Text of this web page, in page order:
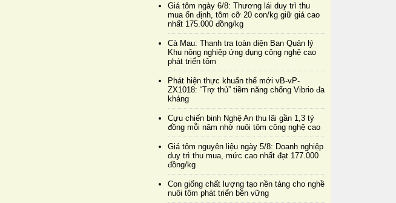
Giá tôm ngày 6/8: Thương lái duy trì thu
mua ổn định, tôm cỡ 20 con/kg giữ giá cao
nhất 175.000 đồng/kg
Cà Mau: Thanh tra toàn diện Ban Quản lý
Khu nông nghiệp ứng dụng công nghệ cao
phát triển tôm
Phát hiện thực khuẩn thể mới vB-vP-
ZX1018: “Trợ thủ” tiềm năng chống Vibrio đa
kháng
Cựu chiến binh Nghệ An thu lãi gần 1,3 tỷ
đồng mỗi năm nhờ nuôi tôm công nghệ cao
Giá tôm nguyên liệu ngày 5/8: Doanh nghiệp
duy trì thu mua, mức cao nhất đạt 177.000
đồng/kg
Con giống chất lượng tạo nền tảng cho nghề
nuôi tôm phát triển bền vững